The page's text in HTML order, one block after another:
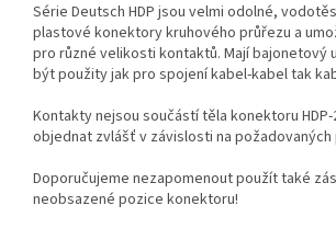
Série Deutsch HDP jsou velmi odolné,
plastové konektory kruhového průřezu a
pro různé velikosti kontaktů. Mají bajonetový
být použity jak pro spojení kabel-kabel tak
Kontakty nejsou součástí těla konektoru
objednat zvlášť v závislosti na
Doporučujeme nezapomenout použít také
neobsazené pozice konektoru!